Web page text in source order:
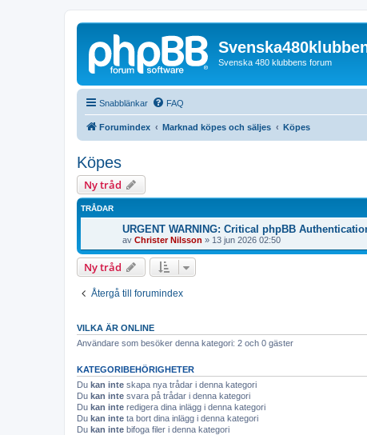
Svenska 480 klubbens forum
Snabblänkar FAQ
Forumindex Marknad köpes och säljes Köpes
Köpes
Ny tråd
TRÅDAR
URGENT WARNING: Critical phpBB
av Christer Nilsson » 13 jun 2026 02:50
Ny tråd
Återgå till forumindex
VILKA ÄR ONLINE
Användare som besöker denna kategori: 2 och 0 gäster
KATEGORIBEHÖRIGHETER
Du kan inte skapa nya trådar i denna kategori
Du kan inte svara på trådar i denna kategori
Du kan inte redigera dina inlägg i denna kategori
Du kan inte ta bort dina inlägg i denna kategori
Du kan inte bifoga filer i denna kategori